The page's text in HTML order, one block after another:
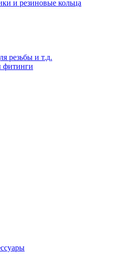
и резиновые кольца
резьбы и т.д.
фитинги